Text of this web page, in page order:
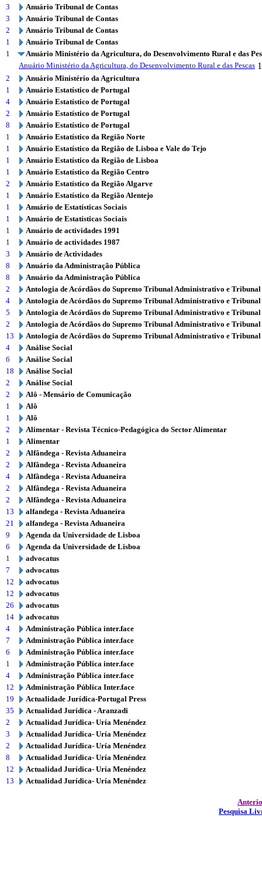
3
Anuário Tribunal de Contas
3
Anuário Tribunal de Contas
2
Anuário Tribunal de Contas
1
Anuário Tribunal de Contas
1
Anuário Ministério da Agricultura, do Desenvolvimento Rural e das
Anuário Ministério da Agricultura, do Desenvolvimento Rural e das Pescas
2
Anuário Ministério da Agricultura
1
Anuário Estatístico de Portugal
4
Anuário Estatístico de Portugal
2
Anuário Estatístico de Portugal
8
Anuário Estatístico de Portugal
1
Anuário Estatístico da Região Norte
1
Anuário Estatístico da Região de Lisboa e Vale do Tejo
1
Anuário Estatístico da Região de Lisboa
1
Anuário Estatístico da Região Centro
2
Anuário Estatístico da Região Algarve
1
Anuário Estatístico da Região Alentejo
1
Anuário de Estatísticas Sociais
1
Anuário de Estatísticas Sociais
1
Anuário de actividades 1991
1
Anuário de actividades 1987
3
Anuário de Actividades
8
Anuário da Administração Pública
8
Anuário da Administração Pública
2
Antologia de Acórdãos do Supremo Tribunal Administrativo e
4
Antologia de Acórdãos do Supremo Tribunal Administrativo e
5
Antologia de Acórdãos do Supremo Tribunal Administrativo e
2
Antologia de Acórdãos do Supremo Tribunal Administrativo e
13
Antologia de Acórdãos do Supremo Tribunal Administrativo e
4
Análise Social
6
Análise Social
18
Análise Social
2
Análise Social
2
Alô - Mensário de Comunicação
1
Alô
1
Alô
2
Alimentar - Revista Técnico-Pedagógica do Sector Alimentar
1
Alimentar
2
Alfândega - Revista Aduaneira
2
Alfândega - Revista Aduaneira
4
Alfândega - Revista Aduaneira
2
Alfândega - Revista Aduaneira
2
Alfândega - Revista Aduaneira
13
alfandega - Revista Aduaneira
21
alfandega - Revista Aduaneira
9
Agenda da Universidade de Lisboa
6
Agenda da Universidade de Lisboa
1
advocatus
7
advocatus
12
advocatus
12
advocatus
26
advocatus
14
advocatus
4
Administração Pública inter.face
7
Administração Pública inter.face
6
Administração Pública inter.face
1
Administração Pública inter.face
4
Administração Pública inter.face
12
Administração Pública Inter.face
19
Actualidade Jurídica-Portugal Press
35
Actualidad Jurídica - Aranzadi
2
Actualidad Jurídica- Uría Menéndez
3
Actualidad Jurídica- Uría Menéndez
2
Actualidad Jurídica- Uría Menéndez
8
Actualidad Jurídica- Uría Menéndez
12
Actualidad Jurídica- Uría Menéndez
13
Actualidad Jurídica- Uría Menéndez
Pesquisa